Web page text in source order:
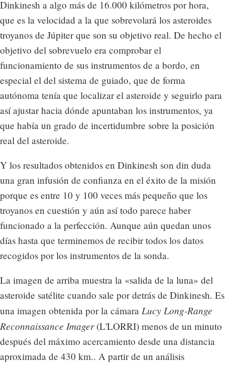
Dinkinesh a algo más de 16.000 kilómetros por hora,
que es la velocidad a la que sobrevolará los asteroides
troyanos de Júpiter que son su objetivo real. De hecho el
objetivo del sobrevuelo era comprobar el
funcionamiento de sus instrumentos de a bordo, en
especial el del sistema de guiado, que de forma
autónoma tenía que localizar el asteroide y seguirlo para
así ajustar hacia dónde apuntaban los instrumentos, ya
que había un grado de incertidumbre sobre la posición
real del asteroide.
Y los resultados obtenidos en Dinkinesh son din duda
una gran infusión de confianza en el éxito de la misión
porque es entre 10 y 100 veces más pequeño que los
troyanos en cuestión y aún así todo parece haber
funcionado a la perfección. Aunque aún quedan unos
días hasta que terminemos de recibir todos los datos
recogidos por los instrumentos de la sonda.
La imagen de arriba muestra la «salida de la luna» del
asteroide satélite cuando sale por detrás de Dinkinesh. Es
una imagen obtenida por la cámara Lucy Long-Range
Reconnaissance Imager(L'LORRI) menos de un minuto
después del máximo acercamiento desde una distancia
aproximada de 430 km.. A partir de un análisis